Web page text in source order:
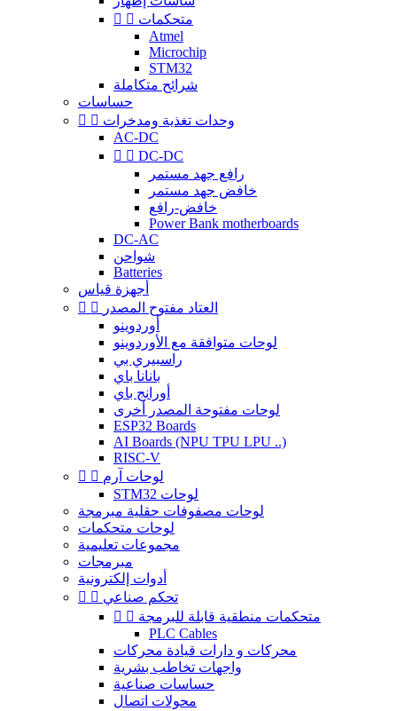
  متحكمات
Atmel
Microchip
STM32
شرائح متكاملة
حساسات
  وحدات تغذية ومدخرات
AC-DC
  DC-DC
رافع جهد مستمر
خافض جهد مستمر
خافض-رافع
Power Bank motherboards
DC-AC
شواحن
Batteries
أجهزة قياس
 
العتاد مفتوح المصدر
أوردوينو
لوحات متوافقة مع الأوردوينو
راسبيري بي
بانانا باي
أورانج باي
لوحات مفتوحة المصدر أخرى
ESP32 Boards
AI Boards (NPU TPU LPU ..)
RISC-V
  لوحات آرم
STM32 لوحات
لوحات مصفوفات حقلية مبرمجة
لوحات متحكمات
مجموعات تعليمية
مبرمجات
أدوات إلكترونية
  تحكم صناعي
  متحكمات منطقية قابلة للبرمجة
PLC Cables
محركات و دارات قيادة محركات
واجهات تخاطب بشرية
حساسات صناعية
محولات اتصال